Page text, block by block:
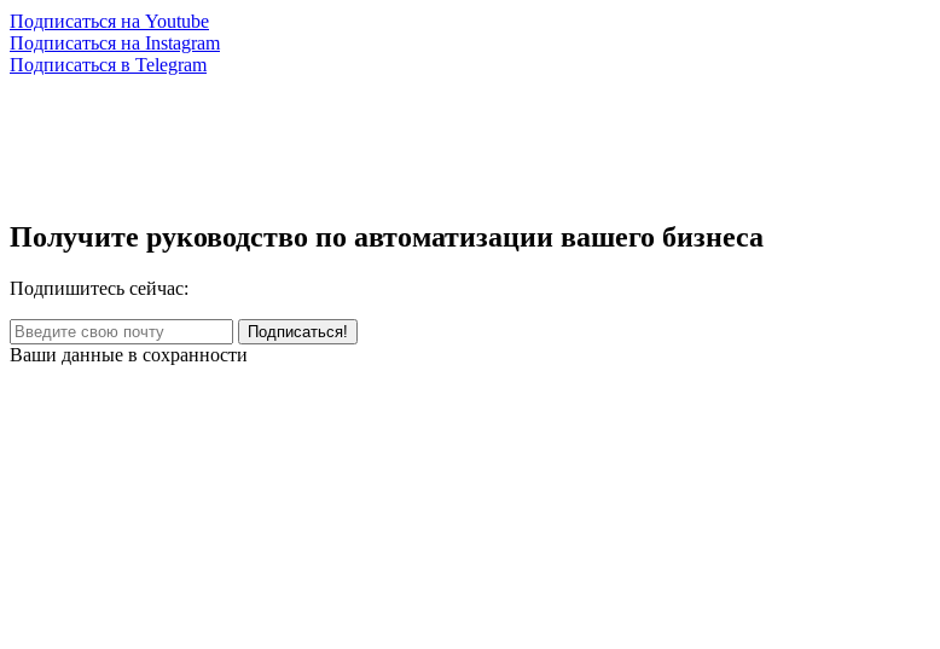
Подписаться на Youtube
Подписаться на Instagram
Подписаться в Telegram
Получите руководство по автоматизации вашего бизнеса
Подпишитесь сейчас:
Ваши данные в сохранности